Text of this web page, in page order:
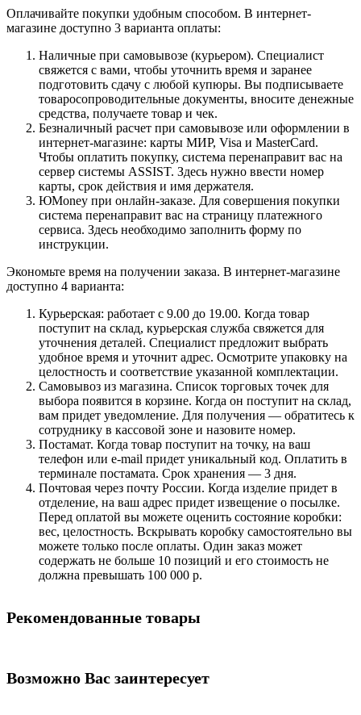
Оплачивайте покупки удобным способом. В интернет-
магазине доступно 3 варианта оплаты:
Наличные при самовывозе (курьером). Специалист
свяжется с вами, чтобы уточнить время и заранее
подготовить сдачу с любой купюры. Вы подписываете
товаросопроводительные документы, вносите денежные
средства, получаете товар и чек.
Безналичный расчет при самовывозе или оформлении в
интернет-магазине: карты МИР, Visa и MasterCard.
Чтобы оплатить покупку, система перенаправит вас на
сервер системы ASSIST. Здесь нужно ввести номер
карты, срок действия и имя держателя.
ЮMoney при онлайн-заказе. Для совершения покупки
система перенаправит вас на страницу платежного
сервиса. Здесь необходимо заполнить форму по
инструкции.
Экономьте время на получении заказа. В интернет-магазине
доступно 4 варианта:
Курьерская: работает с 9.00 до 19.00. Когда товар
поступит на склад, курьерская служба свяжется для
уточнения деталей. Специалист предложит выбрать
удобное время и уточнит адрес. Осмотрите упаковку на
целостность и соответствие указанной комплектации.
Самовывоз из магазина. Список торговых точек для
выбора появится в корзине. Когда он поступит на склад,
вам придет уведомление. Для получения — обратитесь к
сотруднику в кассовой зоне и назовите номер.
Постамат. Когда товар поступит на точку, на ваш
телефон или e-mail придет уникальный код. Оплатить в
терминале постамата. Срок хранения — 3 дня.
Почтовая через почту России. Когда изделие придет в
отделение, на ваш адрес придет извещение о посылке.
Перед оплатой вы можете оценить состояние коробки:
вес, целостность. Вскрывать коробку самостоятельно вы
можете только после оплаты. Один заказ может
содержать не больше 10 позиций и его стоимость не
должна превышать 100 000 р.
Рекомендованные товары
Возможно Вас заинтересует